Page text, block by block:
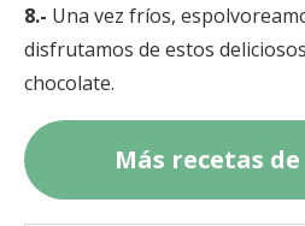
8.- Una vez fríos,
disfrutamos de estos
chocolate.
Más recetas